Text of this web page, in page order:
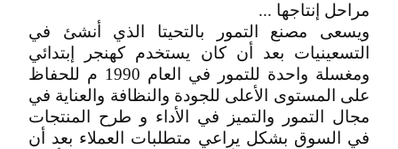
مراحل إنتاجها ...
ويسعى مصنع التمور بالتحيتا الذي أنشئ في
التسعينيات بعد أن كان يستخدم كهنجر إبتدائي
ومغسلة واحدة للتمور في العام 1990 م للحفاظ
على المستوى الأعلى للجودة والنظافة والعناية في
مجال التمور والتميز في الأداء و طرح المنتجات
في السوق بشكل يراعي متطلبات العملاء بعد أن